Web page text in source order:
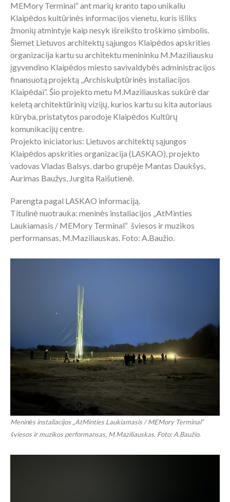
MEMory Terminal“ ant marių kranto tapo unikaliu
Klaipėdos kultūrinės informacijos vienetu, kuris išliks
žmonių atmintyje kaip nesyk išreikšto troškimo simbolis.
Šiemet Lietuvos architektų sąjungos Klaipėdos apskrities
organizacija kartu su architektu menininku M.Maziliausku
įgyvendino Klaipėdos miesto savivaldybės administracijos
finansuotą projektą „Archiskulptūrinės instaliacijos
Klaipėdai“. Šio projekto metu M.Maziliauskas sukūrė dar
keletą architektūrinių vizijų, kurios kartu su kita autoriaus
kūryba, pristatytos parodoje Klaipėdos Kultūrų
komunikacijų centre.
Projekto iniciatorius: Lietuvos architektų sąjungos
Klaipėdos apskrities organizacija (LASKAO), projekto
vadovas Vladas Balsys, darbo grupėje Mantas Daukšys,
Aurimas Baužys, Jurgita Raišutienė.
Parengta pagal LASKAO informaciją.
Titulinė nuotrauka: meninės instaliacijos „AtMinties
Laukiamasis / MEMory Terminal“ šviesos ir muzikos
performansas, M.Maziliauskas. Foto: A.Baužio.
Meninės instaliacijos „AtMinties Laukiamasis / MEMory Terminal“
šviesos ir muzikos performansas, M.Maziliauskas. Foto: A.Baužio.